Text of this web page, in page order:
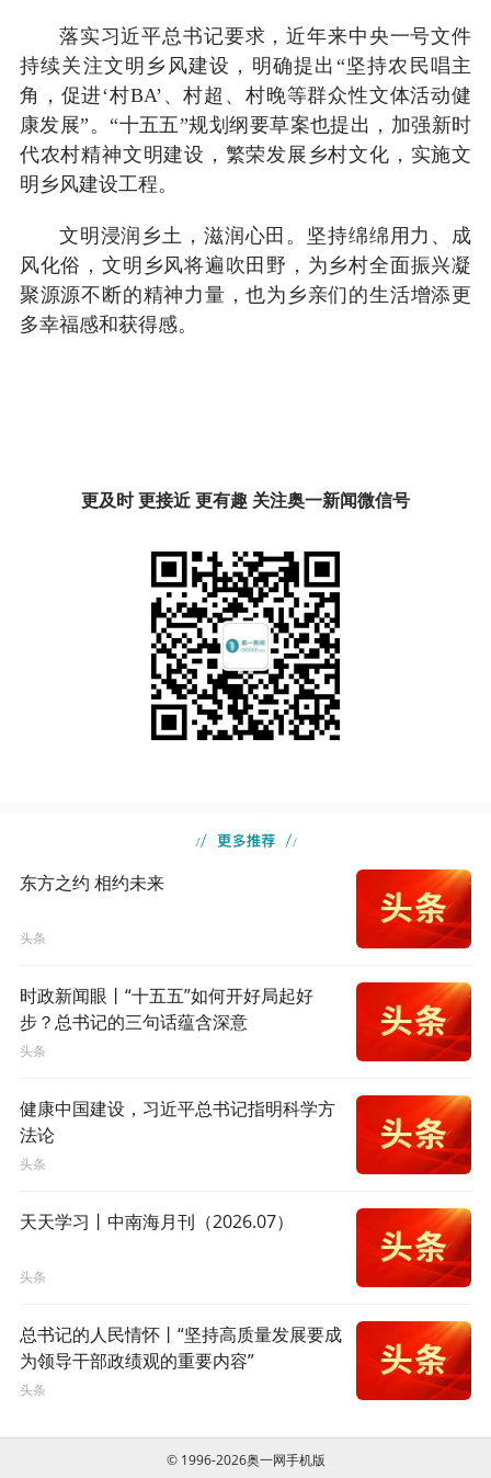
落实习近平总书记要求，近年来中央一号文件
持续关注文明乡风建设，明确提出“坚持农民唱主
角，促进‘村BA’、村超、村晚等群众性文体活动健
康发展”。“十五五”规划纲要草案也提出，加强新时
代农村精神文明建设，繁荣发展乡村文化，实施文
明乡风建设工程。
文明浸润乡土，滋润心田。坚持绵绵用力、成
风化俗，文明乡风将遍吹田野，为乡村全面振兴凝
聚源源不断的精神力量，也为乡亲们的生活增添更
多幸福感和获得感。
更及时 更接近 更有趣 关注奥一新闻微信号
东方之约 相约未来
头条
时政新闻眼丨“十五五”如何开好局起好
步？总书记的三句话蕴含深意
头条
健康中国建设，习近平总书记指明科学方
法论
头条
天天学习丨中南海月刊（2026.07）
头条
总书记的人民情怀丨“坚持高质量发展要成
为领导干部政绩观的重要内容”
头条
© 1996-2026奥一网手机版